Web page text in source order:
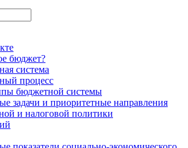
бюджет?
система
процесс
бюджетной системы
задачи и приоритетные направления
и налоговой политики